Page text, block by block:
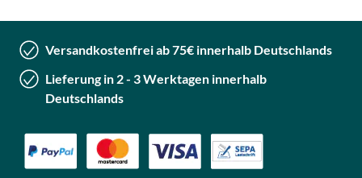
Versandkostenfrei ab 75€ innerhalb Deutschlands
Lieferung in 2 - 3 Werktagen innerhalb
Deutschlands